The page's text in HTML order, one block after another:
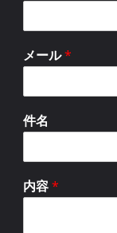
メール*
件名
内容*